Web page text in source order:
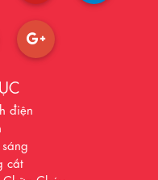
điện
cắt